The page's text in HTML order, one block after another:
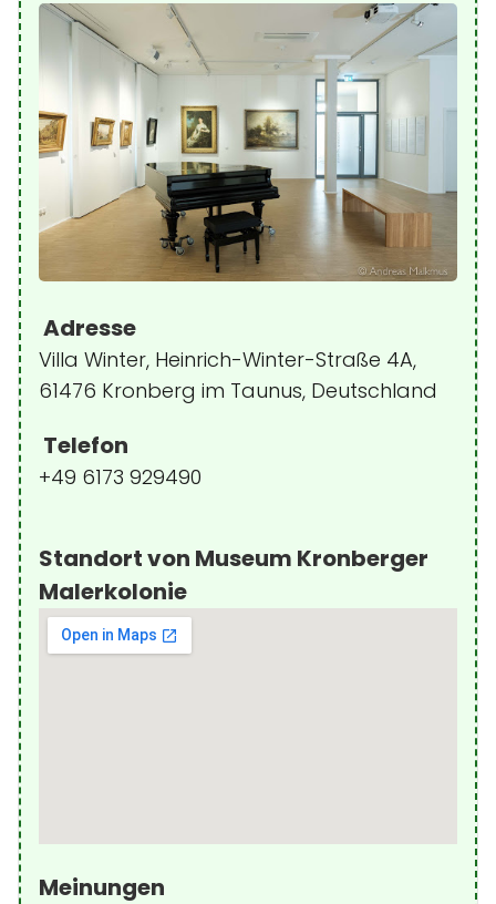
Adresse
Villa Winter, Heinrich-Winter-Straße 4A,
61476 Kronberg im Taunus, Deutschland
Telefon
+49 6173 929490
Standort von Museum Kronberger
Malerkolonie
Meinungen